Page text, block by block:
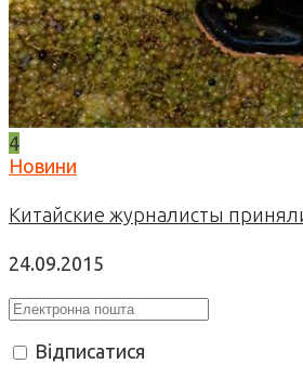
4
Новини
Китайские журналисты
24.09.2015
Відписатися